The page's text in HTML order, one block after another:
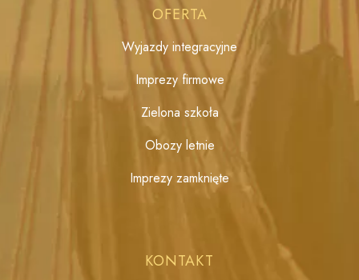
OFERTA
Wyjazdy integracyjne
Imprezy firmowe
Zielona szkoła
Obozy letnie
Imprezy zamknięte
KONTAKT